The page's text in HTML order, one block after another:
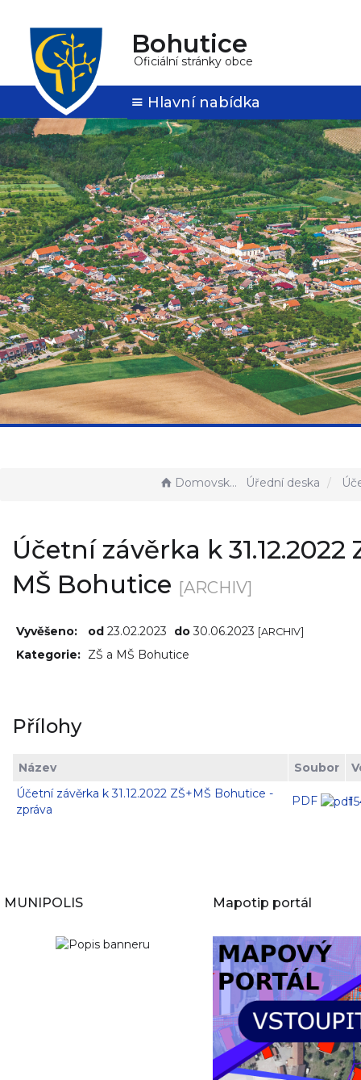
Bohutice
Oficiální stránky obce
Hlavní nabídka
Domovská stránka Úřední deska Účetní
Účetní závěrka k 31.12.2022
MŠ Bohutice [ARCHIV]
Vyvěšeno: od 23.02.2023 do30.06.2023 [ARCHIV]
Kategorie: ZŠ a MŠ Bohutice
Přílohy
Název Soubor
Účetní závěrka k 31.12.2022 ZŠ+MŠ Bohutice -
zpráva
PDF
MUNIPOLIS Mapotip portál